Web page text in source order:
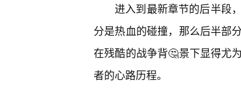
进入到最新章节的后半段
分是热血的碰撞，那么后半部
在残酷的战争背🤔景下显得尤
者的心路历程。